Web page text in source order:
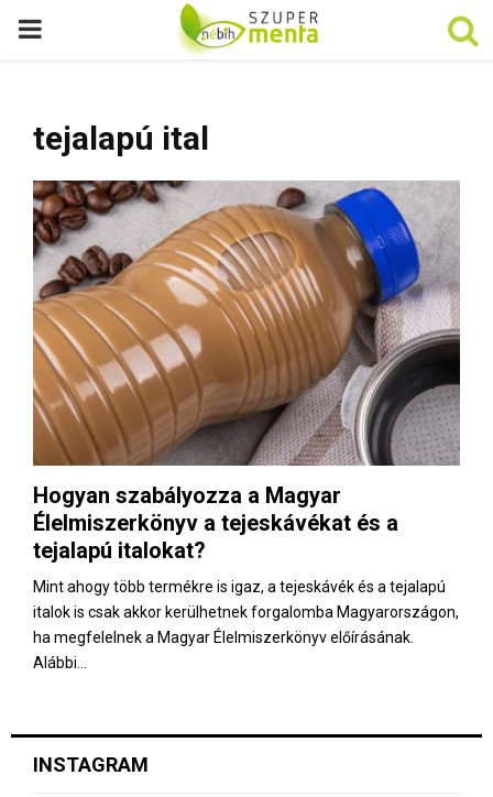
P
M
A
R
Y
N
U
tejalapú ital
Hogyan szabályozza a Magyar
Élelmiszerkönyv a tejeskávékat és a
tejalapú italokat?
Mint ahogy több termékre is igaz, a tejeskávék és a tejalapú
italok is csak akkor kerülhetnek forgalomba Magyarországon,
ha megfelelnek a Magyar Élelmiszerkönyv előírásának.
Alábbi...
INSTAGRAM